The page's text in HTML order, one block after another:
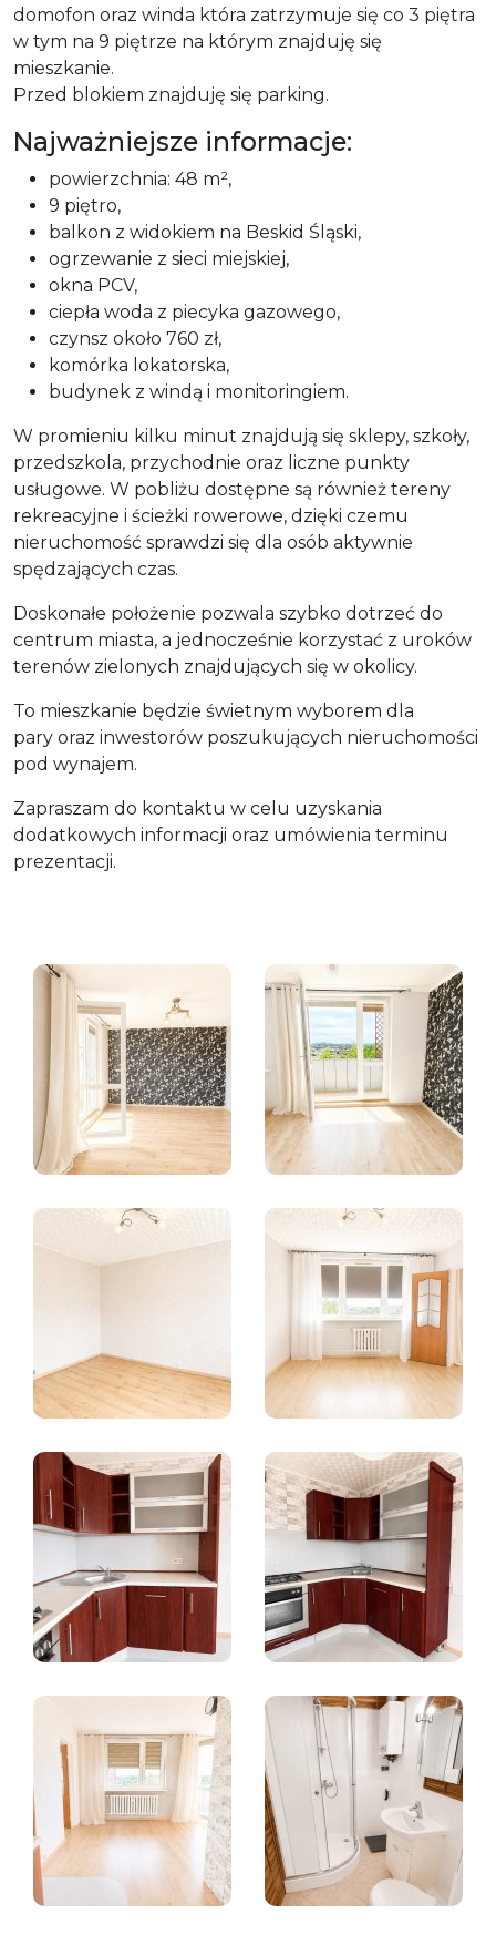
domofon oraz winda która zatrzymuje się co 3 piętra
w tym na 9 piętrze na którym znajduję się
mieszkanie.
Przed blokiem znajduję się parking.
Najważniejsze informacje:
powierzchnia: 48 m²,
9 piętro,
balkon z widokiem na Beskid Śląski,
ogrzewanie z sieci miejskiej,
okna PCV,
ciepła woda z piecyka gazowego,
czynsz około 760 zł,
komórka lokatorska,
budynek z windą i monitoringiem.
W promieniu kilku minut znajdują się sklepy, szkoły,
przedszkola, przychodnie oraz liczne punkty
usługowe. W pobliżu dostępne są również tereny
rekreacyjne i ścieżki rowerowe, dzięki czemu
nieruchomość sprawdzi się dla osób aktywnie
spędzających czas.
Doskonałe położenie pozwala szybko dotrzeć do
centrum miasta, a jednocześnie korzystać z uroków
terenów zielonych znajdujących się w okolicy.
To mieszkanie będzie świetnym wyborem dla
pary oraz inwestorów poszukujących nieruchomości
pod wynajem.
Zapraszam do kontaktu w celu uzyskania
dodatkowych informacji oraz umówienia terminu
prezentacji.